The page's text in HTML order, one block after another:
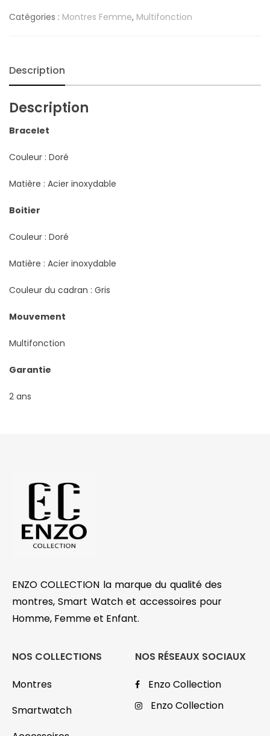
Catégories : Montres Femme, Multifonction
Description
Description
Bracelet
Couleur : Doré
Matière : Acier inoxydable
Boitier
Couleur : Doré
Matière : Acier inoxydable
Couleur du cadran : Gris
Mouvement
Multifonction
Garantie
2 ans
ENZO COLLECTION la marque du qualité des
montres, Smart Watch et accessoires pour
Homme, Femme et Enfant.
NOS COLLECTIONS
Montres
Smartwatch
NOS RÉSEAUX SOCIAUX
Enzo Collection
Enzo Collection